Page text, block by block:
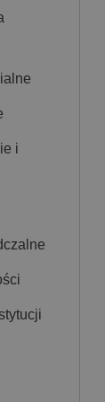
i